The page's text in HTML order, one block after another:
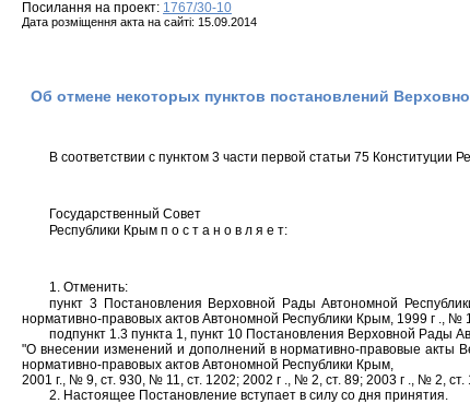
Посилання на проект: 1767/30-10
Дата розміщення акта на сайті: 15.09.2014
Об отмене некоторых пунктов постановлений
В соответствии с пунктом 3 части первой статьи 75 Конституции
Государственный Совет
Республики Крым п о с т а н о в л я е т:
1. Отменить:
пункт 3 Постановления Верховной Рады Автономной
нормативно-правовых актов Автономной Республики Крым, 1999 г ., №
подпункт 1.3 пункта 1, пункт 10 Постановления Верховной Рады
"О внесении изменений и дополнений в нормативно-правовые
нормативно-правовых актов Автономной Республики Крым,
2001 г., № 9, ст. 930, № 11, ст. 1202; 2002 г ., № 2, ст. 89; 2003 г ., № 2,
2. Настоящее Постановление вступает в силу со дня принятия.